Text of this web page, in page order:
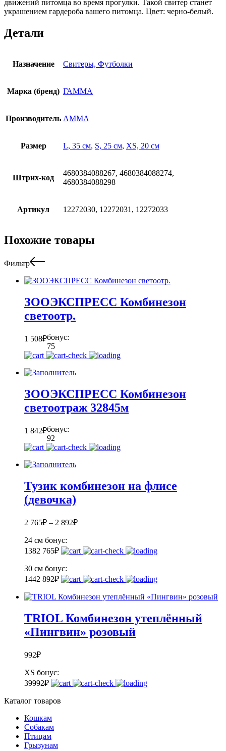
движений питомца во время прогулки. Такой свитер станет
украшением гардероба вашего питомца. Цвет: черно-белый.
Детали
Назначение Свитеры, Футболки
Марка (бренд) ГАММА
Производитель АММА
Размер L, 35 см, S, 25 см, XS, 20 см
Штрих-код
4680384088267, 4680384088274,
4680384088298
Артикул 12272030, 12272031, 12272033
Похожие товары
Фильтр
ЗООЭКСПРЕСС Комбинезон
светоотр.
1 508₽бонус:
75
ЗООЭКСПРЕСС Комбинезон
светоотраж 32845м
1 842₽бонус:
92
Тузик комбинезон на флисе
(девочка)
2 765₽ – 2 892₽
24 см бонус:
1382 765₽
30 см бонус:
1442 892₽
TRIOL Комбинезон утеплённый
«Пингвин» розовый
992₽
XS бонус:
39992₽
Каталог товаров
Кошкам
Собакам
Птицам
Грызунам